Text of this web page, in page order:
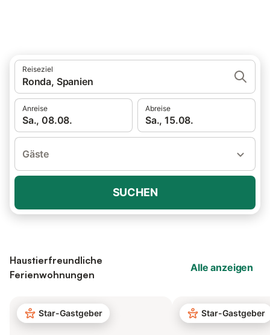
Reiseziel
Ronda, Spanien
Anreise
Sa., 08.08.
Abreise
Sa., 15.08.
Gäste
SUCHEN
Haustierfreundliche
Ferienwohnungen
Alle anzeigen
Star-Gastgeber Star-Gastgeber